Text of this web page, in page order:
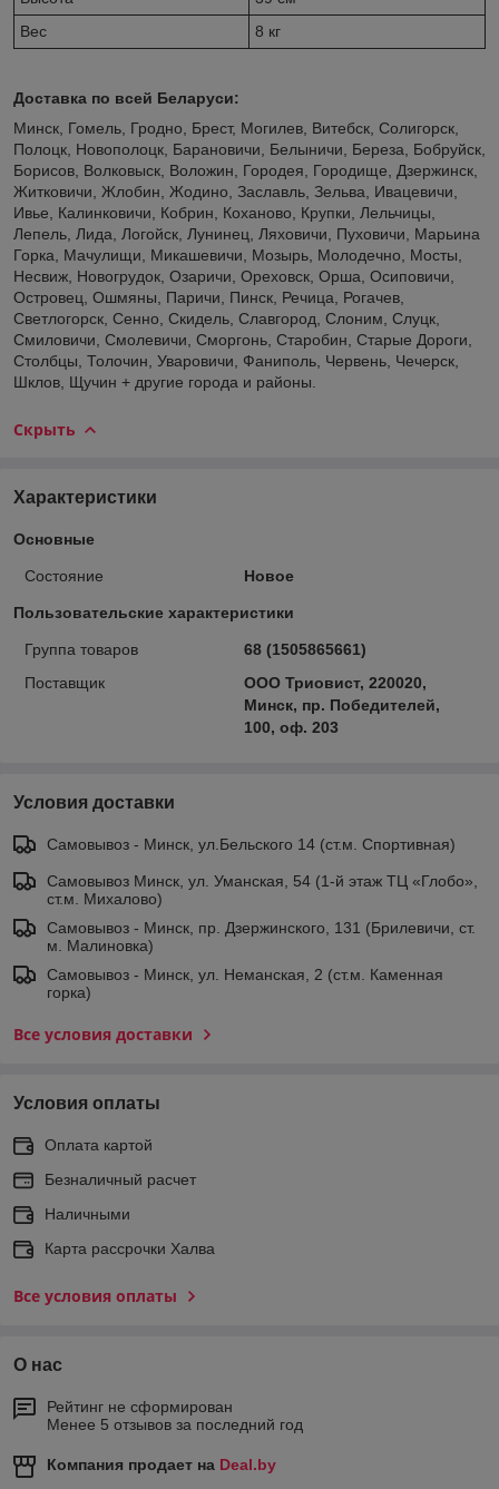
Вес
8 кг
Доставка по всей Беларуси:
Минск, Гомель, Гродно, Брест, Могилев, Витебск, Солигорск,
Полоцк, Новополоцк, Барановичи, Белыничи, Береза, Бобруйск,
Борисов, Волковыск, Воложин, Городея, Городище, Дзержинск,
Житковичи, Жлобин, Жодино, Заславль, Зельва, Ивацевичи,
Ивье, Калинковичи, Кобрин, Коханово, Крупки, Лельчицы,
Лепель, Лида, Логойск, Лунинец, Ляховичи, Пуховичи, Марьина
Горка, Мачулищи, Микашевичи, Мозырь, Молодечно, Мосты,
Несвиж, Новогрудок, Озаричи, Ореховск, Орша, Осиповичи,
Островец, Ошмяны, Паричи, Пинск, Речица, Рогачев,
Светлогорск, Сенно, Скидель, Славгород, Слоним, Слуцк,
Смиловичи, Смолевичи, Сморгонь, Старобин, Старые Дороги,
Столбцы, Толочин, Уваровичи, Фаниполь, Червень, Чечерск,
Шклов, Щучин + другие города и районы.
Скрыть
Характеристики
Основные
Состояние Новое
Пользовательские характеристики
Группа товаров
68 (1505865661)
Поставщик
ООО Триовист, 220020,
Минск, пр. Победителей,
100, оф. 203
Условия доставки
Самовывоз - Минск, ул.Бельского 14 (ст.м. Спортивная)
Самовывоз Минск, ул. Уманская, 54 (1-й этаж ТЦ «Глобо»,
ст.м. Михалово)
Самовывоз - Минск, пр. Дзержинского, 131 (Брилевичи, ст.
м. Малиновка)
Самовывоз - Минск, ул. Неманская, 2 (ст.м. Каменная
горка)
Все условия доставки
Условия оплаты
Оплата картой
Безналичный расчет
Наличными
Карта рассрочки Халва
Все условия оплаты
О нас
Рейтинг не сформирован
Менее 5 отзывов за последний год
Компания продает на Deal.by